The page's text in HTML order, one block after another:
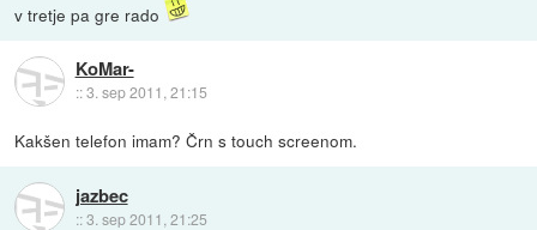
v tretje pa gre rado
KoMar-
::3. sep 2011, 21:15
Kakšen telefon imam? Črn s touch screenom.
jazbec
::3. sep 2011, 21:25